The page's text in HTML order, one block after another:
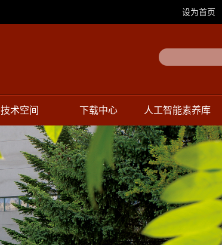
设为首页
技术空间 下载中心 人工智能素养库